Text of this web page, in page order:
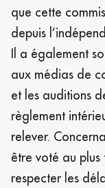
que cette
depuis
Il a également
aux médias de
et les auditions
règlement
relever.
être voté au
respecter les